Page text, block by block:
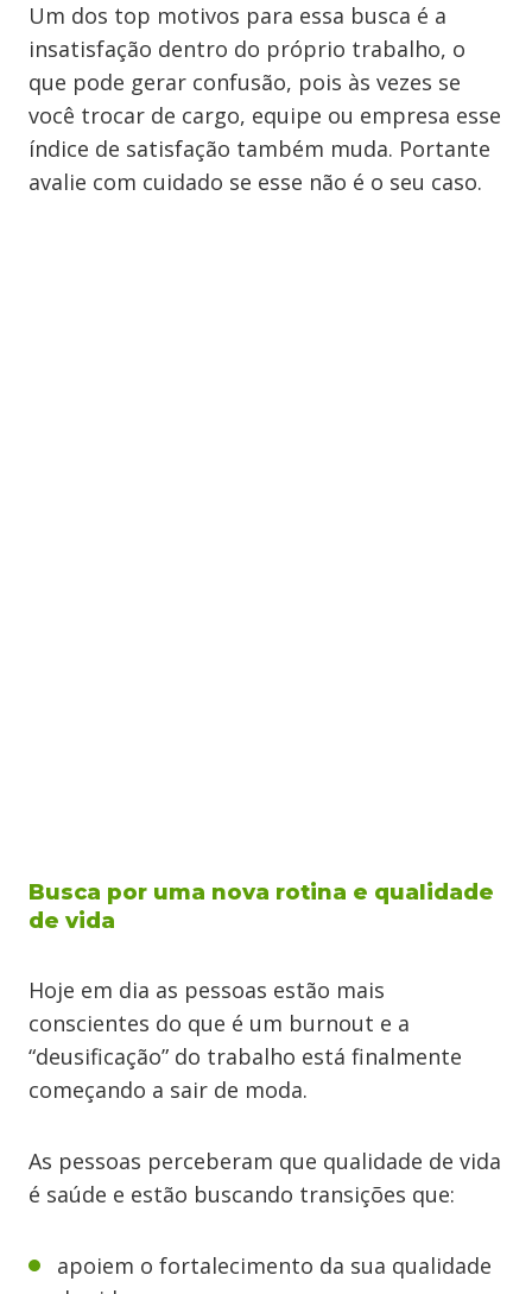
Um dos top motivos para essa busca é a
insatisfação dentro do próprio trabalho, o
que pode gerar confusão, pois às vezes se
você trocar de cargo, equipe ou empresa esse
índice de satisfação também muda. Portante
avalie com cuidado se esse não é o seu caso.
Busca por uma nova rotina e qualidade
de vida
Hoje em dia as pessoas estão mais
conscientes do que é um burnout e a
“deusificação” do trabalho está finalmente
começando a sair de moda.
As pessoas perceberam que qualidade de vida
é saúde e estão buscando transições que:
apoiem o fortalecimento da sua qualidade